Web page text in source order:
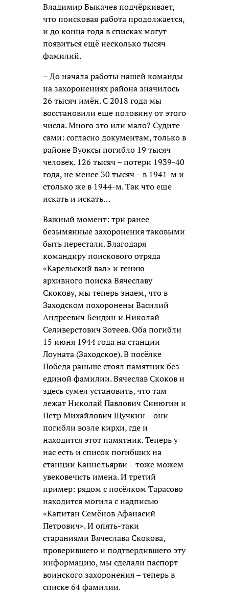
Владимир Быкачев подчёркивает,
что поисковая работа продолжается,
и до конца года в списках могут
появиться ещё несколько тысяч
фамилий.
– До начала работы нашей команды
на захоронениях района значилось
26 тысяч имён. С 2018 года мы
восстановили еще половину от этого
числа. Много это или мало? Судите
сами: согласно документам, только в
районе Вуоксы погибло 19 тысяч
человек. 126 тысяч – потери 1939-40
года, не менее 30 тысяч – в 1941-м и
столько же в 1944-м. Так что еще
искать и искать…
Важный момент: три ранее
безымянные захоронения таковыми
быть перестали. Благодаря
командиру поискового отряда
«Карельский вал» и гению
архивного поиска Вячеславу
Скокову, мы теперь знаем, что в
Заходском похоронены Василий
Андреевич Бендин и Николай
Селиверстович Зотеев. Оба погибли
15 июня 1944 года на станции
Лоуната (Заходское). В посёлке
Победа раньше стоял памятник без
единой фамилии. Вячеслав Скоков и
здесь сумел установить, что там
лежат Николай Павлович Синюгин и
Петр Михайлович Щучкин – они
погибли возле кирхи, где и
находится этот памятник. Теперь у
нас есть и список погибших на
станции Каннельярви – тоже можем
увековечить имена. И третий
пример: рядом с посёлком Тарасово
находится могила с надписью
«Капитан Семёнов Афанасий
Петрович». И опять-таки
стараниями Вячеслава Скокова,
проверившего и подтвердившего эту
информацию, мы сделали паспорт
воинского захоронения – теперь в
списке 64 фамилии.